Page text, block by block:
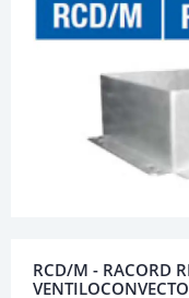
RCD/M - RACORD